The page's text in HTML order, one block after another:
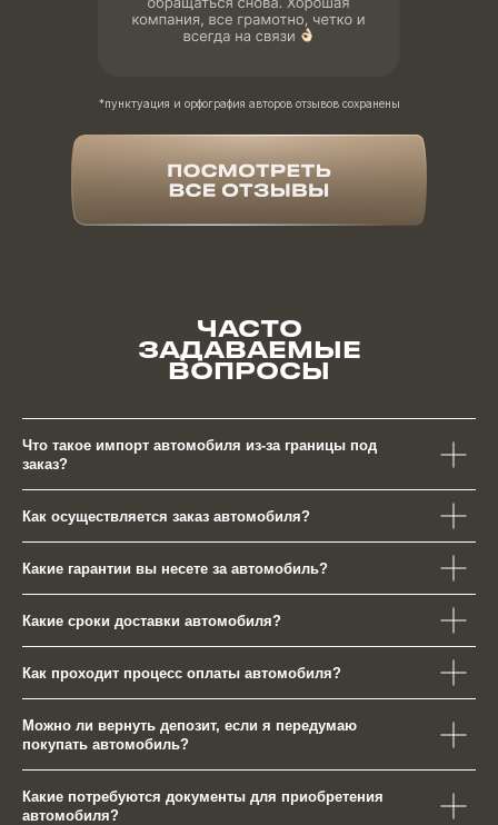
*пунктуация и орфография авторов отзывов сохранены
ЧАСТО
ЗАДАВАЕМЫЕ
ВОПРОСЫ
Что такое импорт автомобиля из-за границы под
заказ?
Как осуществляется заказ автомобиля?
Какие гарантии вы несете за автомобиль?
Какие сроки доставки автомобиля?
Как проходит процесс оплаты автомобиля?
Можно ли вернуть депозит, если я передумаю
покупать автомобиль?
Какие потребуются документы для приобретения
автомобиля?